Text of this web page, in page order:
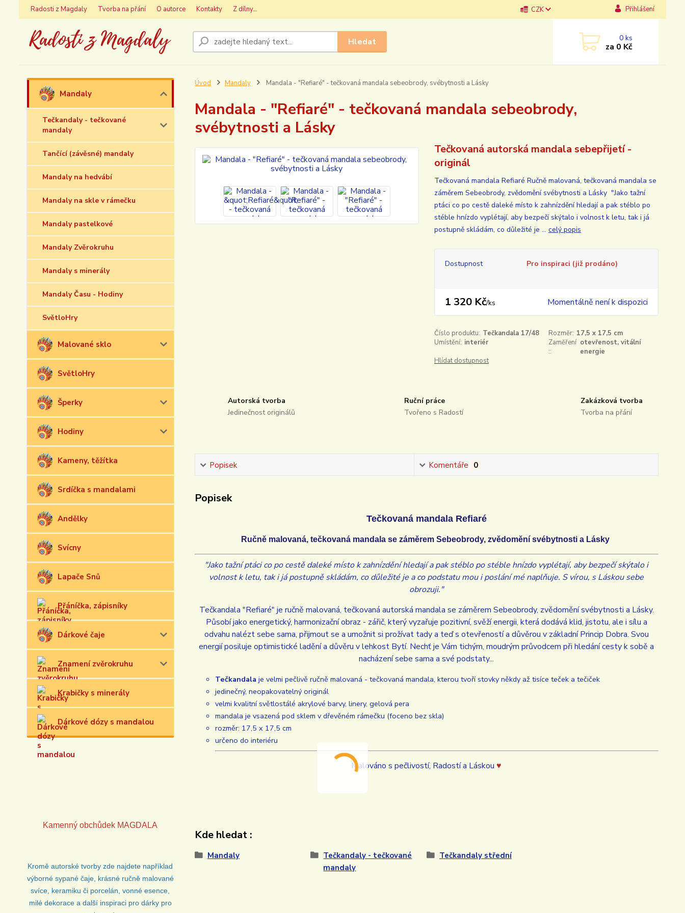
Radosti z Magdaly Tvorba na přání O autorce Kontakty Z dílny... CZK Přihlášení
Hledat 0ks
za 0 Kč
Mandaly
Tečkandaly - tečkované
mandaly
Tančící (závěsné) mandaly
Mandaly na hedvábí
Mandaly na skle v rámečku
Mandaly pastelkové
Mandaly Zvěrokruhu
Mandaly s minerály
Mandaly Času - Hodiny
SvětloHry
Malované sklo
SvětloHry
Šperky
Hodiny
Kameny, těžítka
Srdíčka s mandalami
Andělky
Svícny
Lapače Snů
Přáníčka, zápisníky
Dárkové čaje
Znamení zvěrokruhu
Krabičky s minerály
Dárkové dózy s mandalou
Kamenný obchůdek MAGDALA
Kromě autorské tvorby zde najdete například
výborné sypané čaje, krásné ručně malované
svíce, keramiku či porcelán, vonné esence,
milé dekorace a další inspiraci pro dárky pro
Úvod Mandaly Mandala - "Refiaré" - tečkovaná mandala sebeobrody, svébytnosti a Lásky
Mandala - "Refiaré" - tečkovaná mandala sebeobrody,
svébytnosti a Lásky
Tečkovaná autorská mandala sebepřijetí -
originál
Tečkovaná mandala Refiaré Ručně malovaná, tečkovaná mandala se
záměrem Sebeobrody, zvědomění svébytnosti a Lásky "Jako tažní
ptáci co po cestě daleké místo k zahnízdění hledají a pak stéblo po
stéble hnízdo vyplétají, aby bezpečí skýtalo i volnost k letu, tak i já
postupně skládám, co důležité je ... celý popis
Dostupnost Pro inspiraci (již prodáno)
1 320 Kč/ks Momentálně není k dispozici
Číslo produktu: Tečkandala 17/48 Rozměr: 17,5 x 17,5 cm
Umístění: interiér
Zaměření
::
otevřenost, vitální
energie
Hlídat dostupnost
Autorská tvorba
Jedinečnost originálů
Ruční práce
Tvořeno s Radostí
Zakázková tvorba
Tvorba na přání
Popisek Komentáře 0
Popisek
Tečkovaná mandala Refiaré
Ručně malovaná, tečkovaná mandala se záměrem Sebeobrody, zvědomění svébytnosti a Lásky
"Jako tažní ptáci co po cestě daleké místo k zahnízdění hledají a pak stéblo po stéble hnízdo vyplétají, aby bezpečí skýtalo i
volnost k letu, tak i já postupně skládám, co důležité je a co podstatu mou i poslání mé naplňuje. S vírou, s Láskou sebe
obrozuji."
Tečkandala "Refiaré" je ručně malovaná, tečkovaná autorská mandala se záměrem Sebeobrody, zvědomění svébytnosti a Lásky.
Působí jako energetický, harmonizační obraz - zářič, který vyzařuje pozitivní, svěží energii, která dodává klid, jistotu, ale i sílu a
odvahu nalézt sebe sama, přijmout se a umožnit si prožívat tady a teď s otevřeností a důvěrou v základní Princip Dobra. Svou
energií posiluje optimistické ladění a důvěru v lehkost Bytí. Nechť je Vám tichým, moudrým průvodcem při hledání cesty k sobě a
nacházení sebe sama a své podstaty...
Tečkandala je velmi pečlivě ručně malovaná - tečkovaná mandala, kterou tvoří stovky někdy až tisíce teček a tečiček
jedinečný, neopakovatelný originál
velmi kvalitní světlostálé akrylové barvy, linery, gelová pera
mandala je vsazená pod sklem v dřevěném rámečku (foceno bez skla)
rozměr: 17,5 x 17,5 cm
určeno do interiéru
Malováno s pečlivostí, Radostí a Láskou♥
Kde hledat :
Mandaly
Tečkandaly - tečkované
mandaly
Tečkandaly střední